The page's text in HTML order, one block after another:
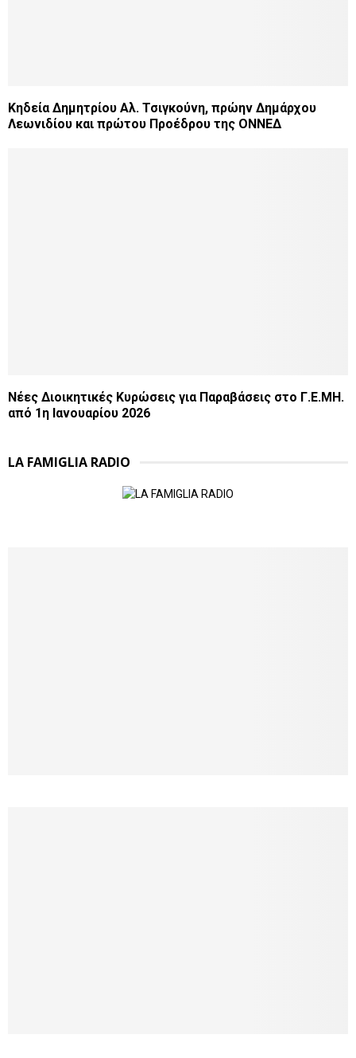
Κηδεία Δημητρίου Αλ. Τσιγκούνη, πρώην Δημάρχου
Λεωνιδίου και πρώτου Προέδρου της ΟΝΝΕΔ
Νέες Διοικητικές Κυρώσεις για Παραβάσεις στο Γ.Ε.ΜΗ.
από 1η Ιανουαρίου 2026
LA FAMIGLIA RADIO